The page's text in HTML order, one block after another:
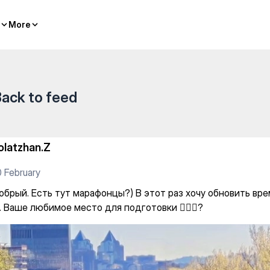
More
More В этот раз хочу
to feed
February
Есть тут марафонцы?) В этот раз хочу обновить
Ваше любимое место для подготовки 🏃🏻‍♂️?